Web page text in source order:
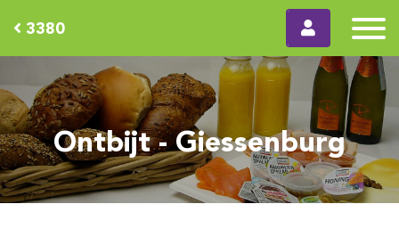
3380
Ontbijt - Giessenburg